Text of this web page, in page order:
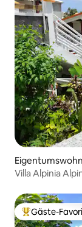
Villa Alpinia
Beliebter
Gäste-